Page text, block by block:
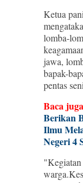
Ketua
lomba-
jawa,
bapak-
pentas
Baca
Berikan
Ilmu
Negeri 4